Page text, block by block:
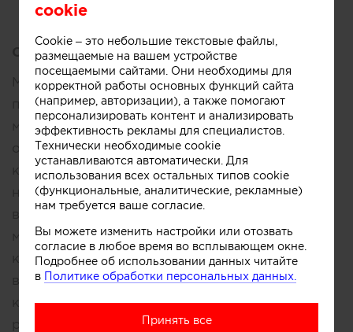
Описание:
Мы тщательно контролируем каждый этап
производства, начиная от выбора
материалов и заканчивая финальной
отделкой, чтобы гарантировать высокое
качество нашей продукции. Благодаря
нашему опыту и профессионализму, мы
выполняем заказы по всему миру, создавая
мебель, которая становится визитной
карточкой вашего интерьера. Мы помогаем
вам определить все детали вашего заказа: от
количества и габаритов секций до
расположения штанги и высоты ящиков.
cookie
Cookie – это небольшие текстовые файлы,
размещаемые на вашем устройстве
посещаемыми сайтами. Они необходимы для
корректной работы основных функций сайта
(например, авторизации), а также помогают
персонализировать контент и анализировать
эффективность рекламы для специалистов.
Технически необходимые cookie
устанавливаются автоматически. Для
использования всех остальных типов cookie
(функциональные, аналитические, рекламные)
нам требуется ваше согласие.
Вы можете изменить настройки или отозвать
согласие в любое время во всплывающем окне.
Подробнее об использовании данных читайте
в Политике обработки персональных данных.
Принять все